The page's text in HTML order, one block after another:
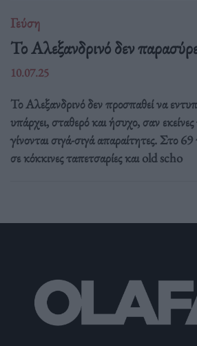
Γεύση
Το Αλεξανδρινό δεν
10.07.25
Το Αλεξανδρινό δεν προσπαθεί να
υπάρχει, σταθερό και ήσυχο, σαν εκείνες
γίνονται σιγά-σιγά απαραίτητες. Στο
σε κόκκινες ταπετσαρίες και old scho